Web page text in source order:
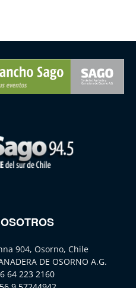
904, Osorno, Chile
DE OSORNO A.G.
64 223 2160